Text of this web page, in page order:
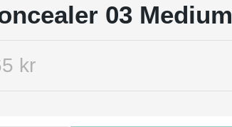
03 Medium
kr